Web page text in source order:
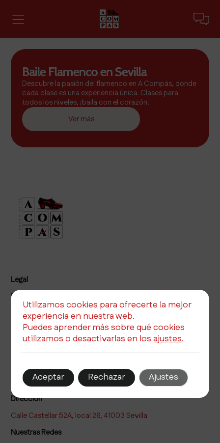
Baile Flamenco en Sevilla
Descubre la pasión del flamenco en A Compás, donde
cada clase es una experiencia única. Clases para
todos los niveles, ¡baila con el corazón!
Ver más
Legal
Política de privacidad
Política de cookies
Aviso legal
Teléfono
Correo electrónico
Dirección
Calle Castellar 52A, local 26, 41003 Sevilla
Nuestras Redes
Utilizamos cookies para ofrecerte la mejor
experiencia en nuestra web.
Puedes aprender más sobre qué cookies
utilizamos o desactivarlas en losajustes.
Aceptar Rechazar Ajustes